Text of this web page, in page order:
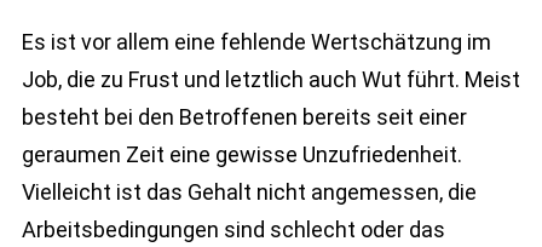
Es ist vor allem eine fehlende Wertschätzung im
Job, die zu Frust und letztlich auch Wut führt. Meist
besteht bei den Betroffenen bereits seit einer
geraumen Zeit eine gewisse Unzufriedenheit.
Vielleicht ist das Gehalt nicht angemessen, die
Arbeitsbedingungen sind schlecht oder das